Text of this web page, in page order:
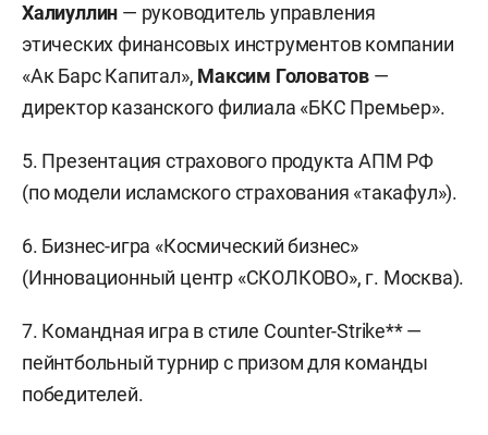
Халиуллин — руководитель управления
этических финансовых инструментов компании
«Ак Барс Капитал», Максим Головатов —
директор казанского филиала «БКС Премьер».
5. Презентация страхового продукта АПМ РФ
(по модели исламского страхования «такафул»).
6. Бизнес-игра «Космический бизнес»
(Инновационный центр «СКОЛКОВО», г. Москва).
7. Командная игра в стиле Counter-Strike** —
пейнтбольный турнир с призом для команды
победителей.